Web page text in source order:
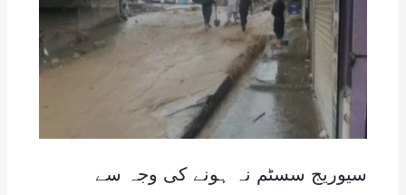
سیوریج سسٹم نہ ہونے کی وجہ سے